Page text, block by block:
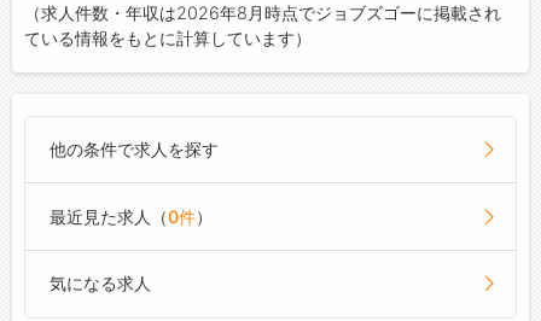
（求人件数・年収は2026年8月時点でジョブズゴーに掲載され
ている情報をもとに計算しています）
他の条件で求人を探す
最近見た求人（0件）
気になる求人